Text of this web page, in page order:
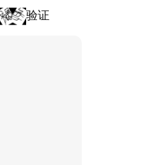
验证